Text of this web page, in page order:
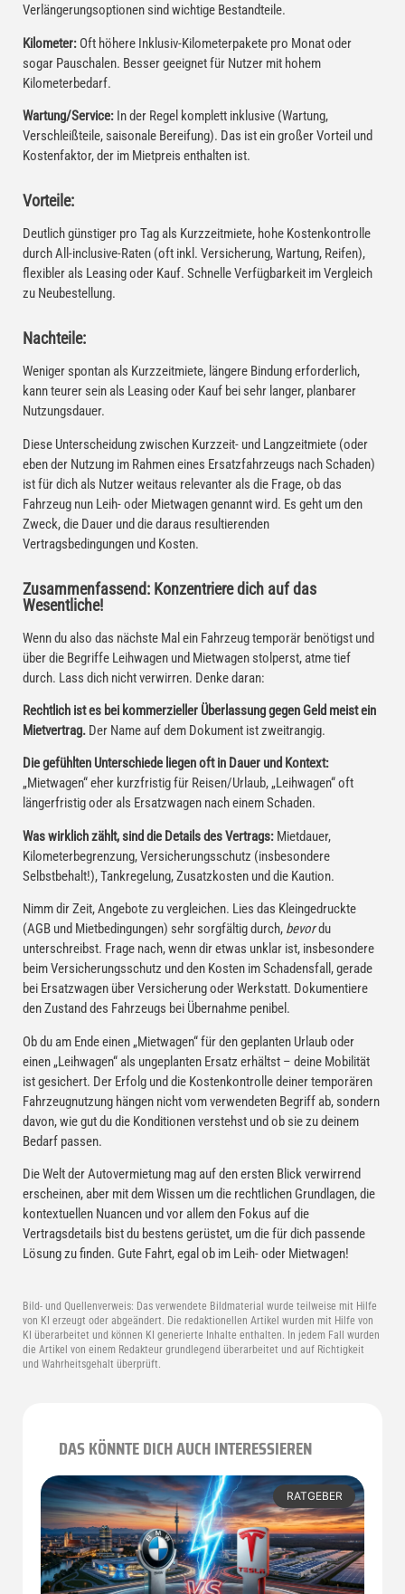
Verlängerungsoptionen sind wichtige Bestandteile.
Kilometer: Oft höhere Inklusiv-Kilometerpakete pro Monat oder
sogar Pauschalen. Besser geeignet für Nutzer mit hohem
Kilometerbedarf.
Wartung/Service: In der Regel komplett inklusive (Wartung,
Verschleißteile, saisonale Bereifung). Das ist ein großer Vorteil und
Kostenfaktor, der im Mietpreis enthalten ist.
Vorteile:
Deutlich günstiger pro Tag als Kurzzeitmiete, hohe Kostenkontrolle
durch All-inclusive-Raten (oft inkl. Versicherung, Wartung, Reifen),
flexibler als Leasing oder Kauf. Schnelle Verfügbarkeit im Vergleich
zu Neubestellung.
Nachteile:
Weniger spontan als Kurzzeitmiete, längere Bindung erforderlich,
kann teurer sein als Leasing oder Kauf bei sehr langer, planbarer
Nutzungsdauer.
Diese Unterscheidung zwischen Kurzzeit- und Langzeitmiete (oder
eben der Nutzung im Rahmen eines Ersatzfahrzeugs nach Schaden)
ist für dich als Nutzer weitaus relevanter als die Frage, ob das
Fahrzeug nun Leih- oder Mietwagen genannt wird. Es geht um den
Zweck, die Dauer und die daraus resultierenden
Vertragsbedingungen und Kosten.
Zusammenfassend: Konzentriere dich auf das
Wesentliche!
Wenn du also das nächste Mal ein Fahrzeug temporär benötigst und
über die Begriffe Leihwagen und Mietwagen stolperst, atme tief
durch. Lass dich nicht verwirren. Denke daran:
Rechtlich ist es bei kommerzieller Überlassung gegen Geld meist ein
Mietvertrag. Der Name auf dem Dokument ist zweitrangig.
Die gefühlten Unterschiede liegen oft in Dauer und Kontext:
„Mietwagen“ eher kurzfristig für Reisen/Urlaub, „Leihwagen“ oft
längerfristig oder als Ersatzwagen nach einem Schaden.
Was wirklich zählt, sind die Details des Vertrags: Mietdauer,
Kilometerbegrenzung, Versicherungsschutz (insbesondere
Selbstbehalt!), Tankregelung, Zusatzkosten und die Kaution.
Nimm dir Zeit, Angebote zu vergleichen. Lies das Kleingedruckte
(AGB und Mietbedingungen) sehr sorgfältig durch, bevordu
unterschreibst. Frage nach, wenn dir etwas unklar ist, insbesondere
beim Versicherungsschutz und den Kosten im Schadensfall, gerade
bei Ersatzwagen über Versicherung oder Werkstatt. Dokumentiere
den Zustand des Fahrzeugs bei Übernahme penibel.
Ob du am Ende einen „Mietwagen“ für den geplanten Urlaub oder
einen „Leihwagen“ als ungeplanten Ersatz erhältst – deine Mobilität
ist gesichert. Der Erfolg und die Kostenkontrolle deiner temporären
Fahrzeugnutzung hängen nicht vom verwendeten Begriff ab, sondern
davon, wie gut du die Konditionen verstehst und ob sie zu deinem
Bedarf passen.
Die Welt der Autovermietung mag auf den ersten Blick verwirrend
erscheinen, aber mit dem Wissen um die rechtlichen Grundlagen, die
kontextuellen Nuancen und vor allem den Fokus auf die
Vertragsdetails bist du bestens gerüstet, um die für dich passende
Lösung zu finden. Gute Fahrt, egal ob im Leih- oder Mietwagen!
Bild- und Quellenverweis: Das verwendete Bildmaterial wurde teilweise mit Hilfe
von KI erzeugt oder abgeändert. Die redaktionellen Artikel wurden mit Hilfe von
KI überarbeitet und können KI generierte Inhalte enthalten. In jedem Fall wurden
die Artikel von einem Redakteur grundlegend überarbeitet und auf Richtigkeit
und Wahrheitsgehalt überprüft.
DAS KÖNNTE DICH AUCH INTERESSIEREN
RATGEBER